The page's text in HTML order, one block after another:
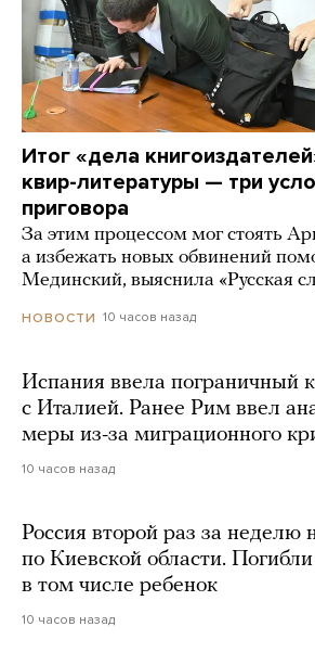
Итог «дела
квир-литературы — три
приговора
За этим процессом мог стоять
а избежать новых обвинений
Мединский, выяснила «Русская
НОВОСТИ 10 часов назад
Испания ввела пограничный
с Италией. Ранее Рим ввел
меры из-за миграционного
10 часов назад
Россия второй раз за неделю
по Киевской области.
в том числе ребенок
10 часов назад